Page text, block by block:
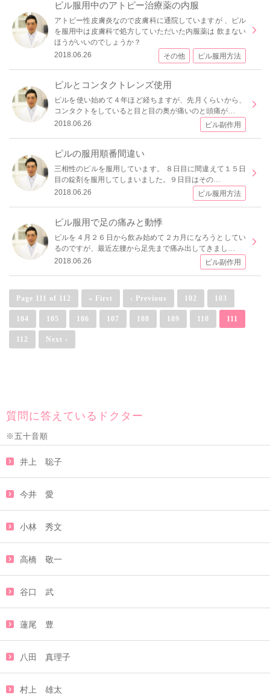
ピル服用中のアトピー治療薬の内服
アトピー性皮膚炎なので皮膚科に通院していますが 、ピル
を服用中は皮膚科で処方していただいた内服薬は 飲まない
ほうがいいのでしょうか？
2018.06.26
その他 ピル服用方法
ピルとコンタクトレンズ使用
ピルを使い始めて４年ほど経ちますが、先月くらいから、
コンタクトをしていると目と目の奥が痛いのと頭痛が…
2018.06.26
ピル副作用
ピルの服用順番間違い
三相性のピルを服用しています。 ８日目に間違えて１５日
目の錠剤を服用してしまいました。９日目はその…
2018.06.26
ピル服用方法
ピル服用で足の痛みと動悸
ピルを４月２６日から飲み始めて２カ月になろうとしてい
るのですが、最近左腰から足先まで痛み出してきまし…
2018.06.26
ピル副作用
Page 111 of 112 « First ‹ Previous 102 103
104 105 106 107 108 109 110 111
112 Next ›
質問に答えているドクター
※五十音順
井上 聡子
今井 愛
小林 秀文
高橋 敬一
谷口 武
蓮尾 豊
八田 真理子
村上 雄太